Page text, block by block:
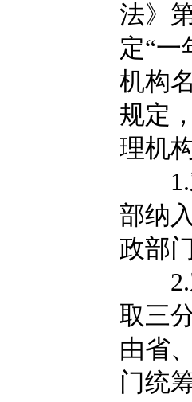
法》
定“一
机构
规定
理机
1.对
部纳
政部
2.对
取三
由省
门统